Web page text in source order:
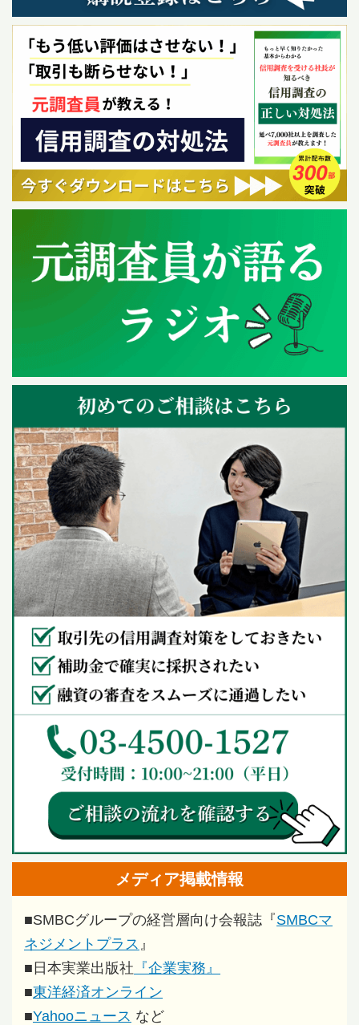
メディア掲載情報
■SMBCグループの経営層向け会報誌『SMBCマ
ネジメントプラス 』
■ 日本実業出版社 『企業実務』
■東洋経済オンライン
■Yahooニュース など